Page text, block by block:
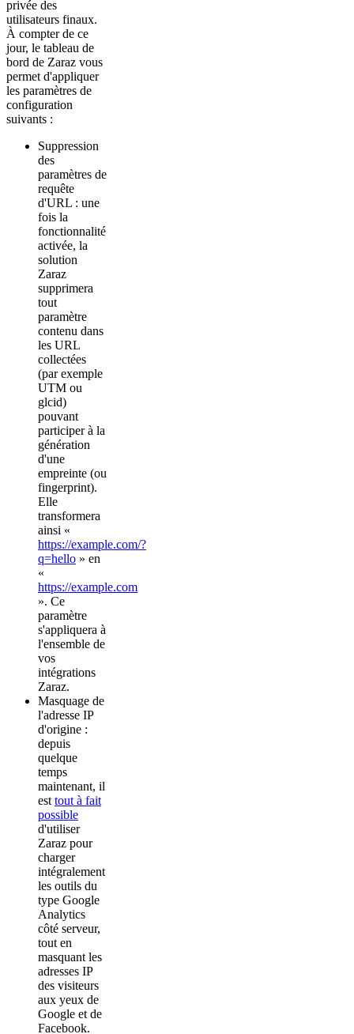
privée des
utilisateurs finaux.
À compter de ce
jour, le tableau de
bord de Zaraz vous
permet d'appliquer
les paramètres de
configuration
suivants :
Suppression
des
paramètres de
requête
d'URL : une
fois la
fonctionnalité
activée, la
solution
Zaraz
supprimera
tout
paramètre
contenu dans
les URL
collectées
(par exemple
UTM ou
glcid)
pouvant
participer à la
génération
d'une
empreinte (ou
fingerprint).
Elle
transformera
ainsi «
https://example.com/?
q=hello » en
«
https://example.com
». Ce
paramètre
s'appliquera à
l'ensemble de
vos
intégrations
Zaraz.
Masquage de
l'adresse IP
d'origine :
depuis
quelque
temps
maintenant, il
est tout à fait
possible
d'utiliser
Zaraz pour
charger
intégralement
les outils du
type Google
Analytics
côté serveur,
tout en
masquant les
adresses IP
des visiteurs
aux yeux de
Google et de
Facebook.